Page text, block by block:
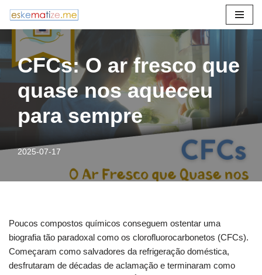
Avançar
para
o
conteúdo
CFCs: O ar fresco que
quase nos aqueceu
para sempre
2025-07-17
Poucos compostos químicos conseguem ostentar uma
biografia tão paradoxal como os clorofluorocarbonetos (CFCs).
Começaram como salvadores da refrigeração doméstica,
desfrutaram de décadas de aclamação e terminaram como